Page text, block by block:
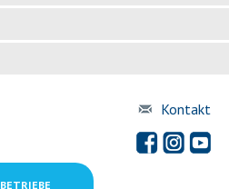
Kontakt
BETRIEBE